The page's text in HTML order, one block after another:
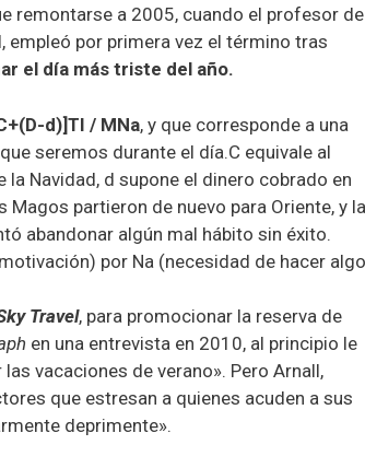
remontarse a 2005, cuando el profesor de
por primera vez el término tras
el día más triste del año.
d)]TI / MNa, y que corresponde a una
seremos durante el día.C equivale al
Navidad, d supone el dinero cobrado en
partieron de nuevo para Oriente, y la
abandonar algún mal hábito sin éxito.
por Na (necesidad de hacer
Travel, para promocionar la reserva de
en una entrevista en 2010, al principio le
vacaciones de verano». Pero Arnall,
que estresan a quienes acuden a sus
deprimente».